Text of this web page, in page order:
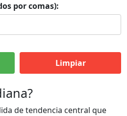
por comas):
Limpiar
de tendencia central que